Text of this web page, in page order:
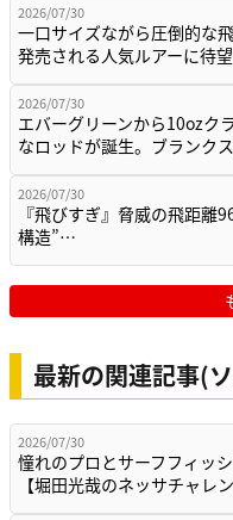
2026/07/30
一口サイズながら圧倒的な
発売される人気ルアーに待
2026/07/30
エバーグリーンから10ozク
なロッドが誕生。ブランク
2026/07/30
『飛びすぎ』脅威の飛距離
構造”…
最新の関連記事(
2026/07/30
憧れのプロとサーフフィッ
【堀田光哉のネッサチャレ